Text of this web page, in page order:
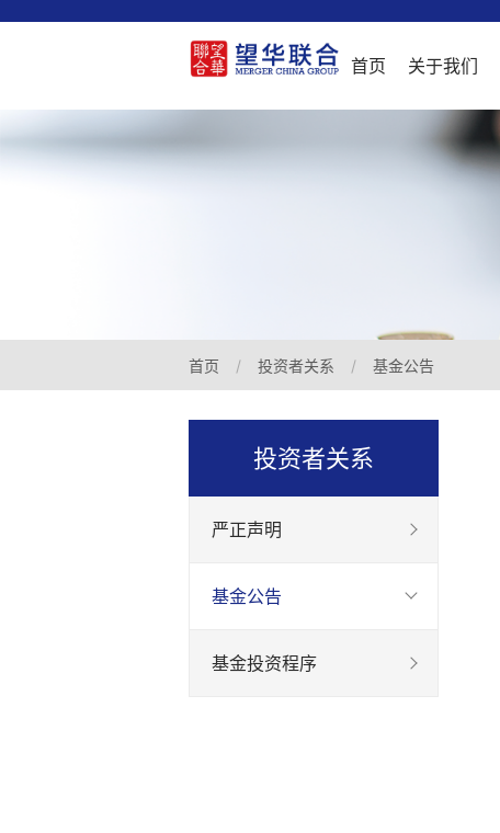
首页 关于我们
首页 投资者关系 基金公告
投资者关系
严正声明
基金公告
基金投资程序